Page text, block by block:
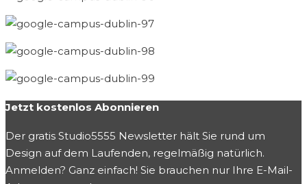
Jetzt kostenlos Abonnieren
Der gratis Studio5555 Newsletter hält Sie rund um
Design auf dem Laufenden, regelmäßig natürlich.
Anmelden? Ganz einfach! Sie brauchen nur Ihre E-Mail-